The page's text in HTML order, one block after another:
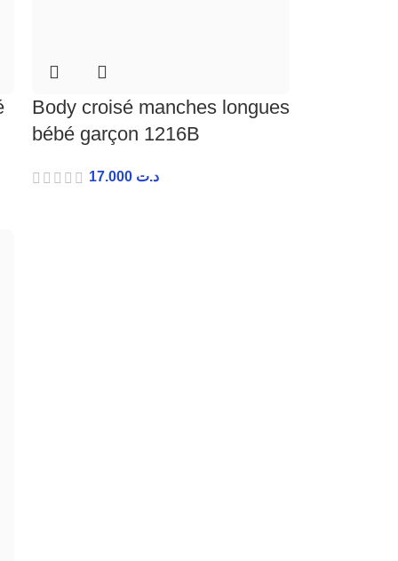
Body croisé manches longues
bébé garçon 1216B
د.ت 17.000